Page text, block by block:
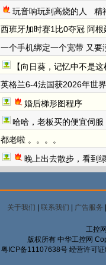
玩音响玩到高烧的人   精
西班牙加时赛1比0夺冠 阿
一个手机绑定一个宽带 又要
【向日葵，记忆中不是
英格兰6-4法国获2026年世
婚后梯形图程序
哈哈，老板买的便宜伺
都老啦 。。。。
晚上出去散步，看到
关于我们 | 联系我们 | 广告服务
工控
版权所有 中华工控网
粤ICP备11107638号 经营许可